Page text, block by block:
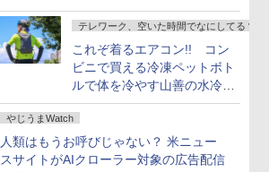
テレワーク、空いた時間でなにしてる？
これぞ着るエアコン!! コン
ビニで買える冷凍ペットボト
ルで体を冷やす山善の水冷ベ
ストがロードバイクにちょう
どいい【ぼっち・ざ・ろー
ど！その14】
やじうまWatch
人類はもうお呼びじゃない？ 米ニュー
スサイトがAIクローラー対象の広告配信